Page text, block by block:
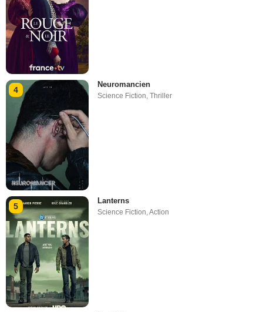
4
Neuromancien
Science Fiction,Thriller
5
Lanterns
Science Fiction,Action